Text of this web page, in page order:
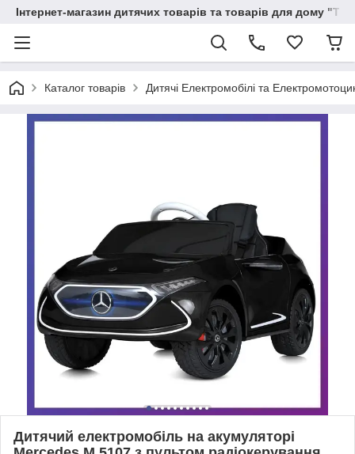
Інтернет-магазин дитячих товарів та товарів для дому
Каталог товарів Дитячі Електромобілі та
Дитячий електромобіль на акумуляторі